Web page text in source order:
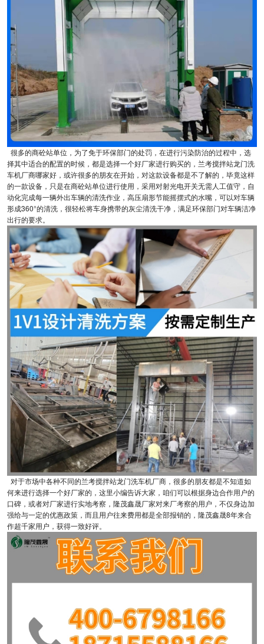
很多的商砼站单位，为了免于环保部门的处罚，在进行污染防治的过程中，选
择其中适合的配置的时候，都是选择一个好厂家进行购买的，兰考搅拌站龙门洗
车机厂商哪家好，或许很多的朋友在开始，对这款设备都是不了解的，毕竟这样
的一款设备，只是在商砼站单位进行使用，采用对射光电开关无需人工值守，自
动化完成每一辆外出车辆的清洗作业，高压扇形节能摇摆式的水嘴，可以对车辆
形成360°的清洗，很轻松将车身携带的灰尘清洗干净，满足环保部门对车辆洁净
出行的要求。
对于市场中各种不同的兰考搅拌站龙门洗车机厂商，很多的朋友都是不知道如
何来进行选择一个好厂家的，这里小编告诉大家，咱们可以根据身边合作用户的
口碑，或者对厂家进行实地考察，隆茂鑫晟厂家对来厂考察的用户，不仅身边加
强给与一定的优惠政策，而且用户往来费用都是全部报销的，隆茂鑫晟8年来合
作超千家用户，获得一致好评。